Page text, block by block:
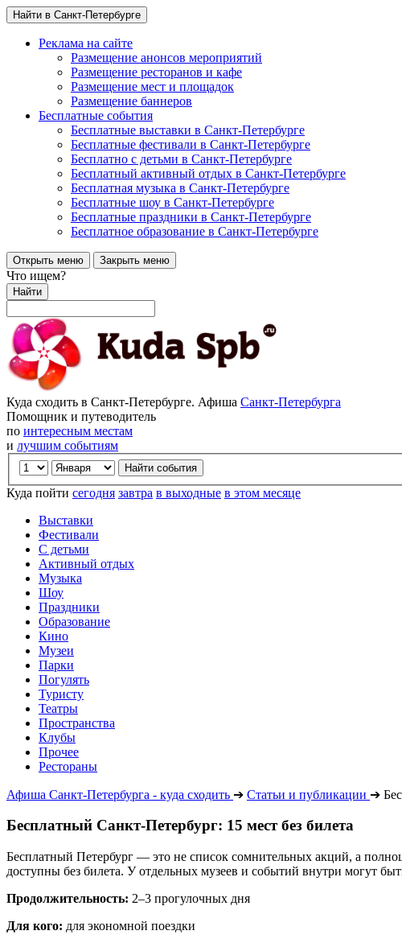
Найти в Санкт-Петербурге
Реклама на сайте
Размещение анонсов мероприятий
Размещение ресторанов и кафе
Размещение мест и площадок
Размещение баннеров
Бесплатные события
Бесплатные выставки в Санкт-Петербурге
Бесплатные фестивали в Санкт-Петербурге
Бесплатно с детьми в Санкт-Петербурге
Бесплатный активный отдых в Санкт-Петербурге
Бесплатная музыка в Санкт-Петербурге
Бесплатные шоу в Санкт-Петербурге
Бесплатные праздники в Санкт-Петербурге
Бесплатное образование в Санкт-Петербурге
Открыть меню Закрыть меню
Что ищем?
Найти
Куда сходить в Санкт-Петербурге. Афиша Санкт-Петербурга
Помощник и путеводитель
по интересным местам
и лучшим событиям
Куда пойти сегодня завтра в выходные в этом месяце
Выставки
Фестивали
С детьми
Активный отдых
Музыка
Шоу
Праздники
Образование
Кино
Музеи
Парки
Погулять
Туристу
Театры
Пространства
Клубы
Прочее
Рестораны
Афиша Санкт-Петербурга - куда сходить ➔ Статьи и публикации ➔
Бесплатный Санкт-Петербург: 15 мест без билета
Бесплатный Петербург — это не список сомнительных акций, а
доступны без билета. У отдельных музеев и событий внутри могут
Продолжительность: 2–3 прогулочных дня
Для кого: для экономной поездки